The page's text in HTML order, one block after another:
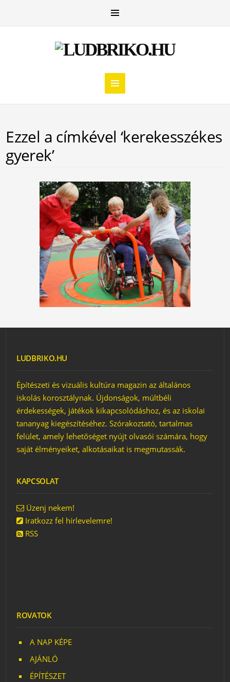
Ezzel a címkével ‘kerekesszékes
gyerek’
LUDBRIKO.HU
Építészeti és vizuális kultúra magazin az általános
iskolás korosztálynak. Újdonságok, múltbéli
érdekességek, játékok kikapcsolódáshoz, és az iskolai
tananyag kiegészítéséhez. Szórakoztató, tartalmas
felület, amely lehetőséget nyújt olvasói számára, hogy
saját élményeiket, alkotásaikat is megmutassák.
KAPCSOLAT
Üzenj nekem!
Iratkozz fel hírlevelemre!
RSS
ROVATOK
A NAP KÉPE
AJÁNLÓ
ÉPÍTÉSZET